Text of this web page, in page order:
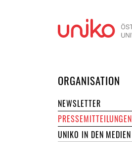
ORGANISATION
NEWSLETTER
PRESSEMITTEILUNGEN
UNIKO IN DEN MEDIEN